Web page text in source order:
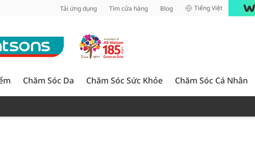
Tải ứng dụng Tìm cửa hàng Blog Tiếng Việt
Chăm Sóc Da Chăm Sóc Sức Khỏe Chăm Sóc Cá Nhân